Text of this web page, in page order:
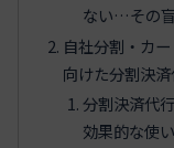
ない…その
自社分割・カ
向けた分割決
分割決済代
効果的な使